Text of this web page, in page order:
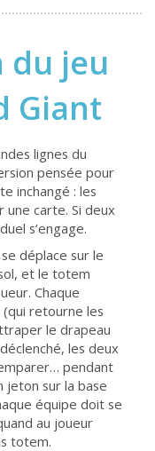
du jeu
Giant
lignes du
pensée pour
inchangé : les
une carte. Si deux
s’engage.
déplace sur le
et le totem
Chaque
retourne les
le drapeau
les deux
pendant
jeton sur la base
équipe doit se
au joueur
totem.